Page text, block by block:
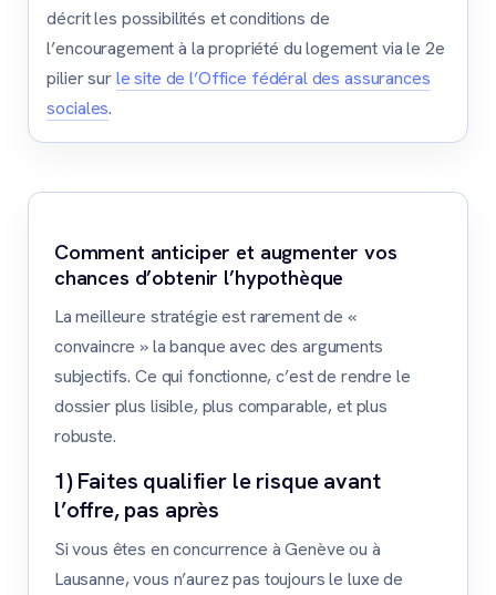
décrit les possibilités et conditions de
l’encouragement à la propriété du logement via le 2e
pilier surle site de l’Office fédéral des assurances
sociales.
Comment anticiper et augmenter vos
chances d’obtenir l’hypothèque
La meilleure stratégie est rarement de «
convaincre » la banque avec des arguments
subjectifs. Ce qui fonctionne, c’est de rendre le
dossier plus lisible, plus comparable, et plus
robuste.
1) Faites qualifier le risque avant
l’offre, pas après
Si vous êtes en concurrence à Genève ou à
Lausanne, vous n’aurez pas toujours le luxe de